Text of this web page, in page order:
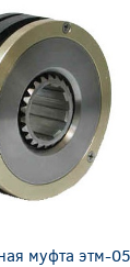
муфта этм-